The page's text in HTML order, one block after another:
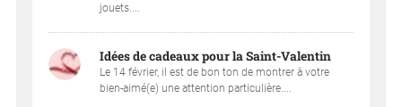
jouets....
Idées de cadeaux pour la Saint-Valentin
Le 14 février, il est de bon ton de montrer à votre
bien-aimé(e) une attention particulière....